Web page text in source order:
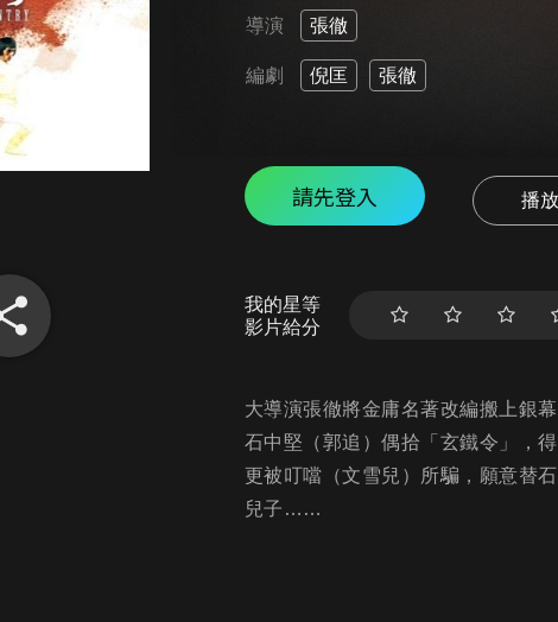
導演 張徹
編劇 倪匡 張徹
請先登入 播
我的星等
影片給分
大導演張徹將金庸名著改編搬上銀
石中堅（郭追）偶拾「玄鐵令」，
更被叮噹（文雪兒）所騙，願意替
兒子……